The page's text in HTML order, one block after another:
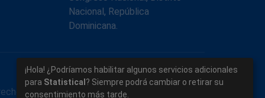
Nacional, República
Dominicana.
reservados.
¡Hola! ¿Podríamos habilitar algunos servicios adicionales
para Statistical ? Siempre podrá cambiar o retirar su
consentimiento más tarde.